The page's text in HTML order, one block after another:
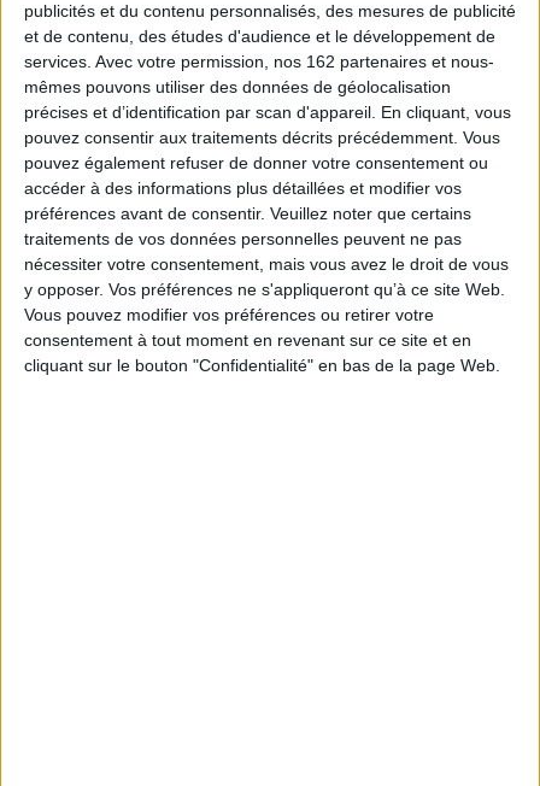
publicités et du contenu personnalisés, des mesures de publicité
et de contenu, des études d'audience et le développement de
services. Avec votre permission, nos 162 partenaires et nous-
mêmes pouvons utiliser des données de géolocalisation
précises et d’identification par scan d'appareil. En cliquant, vous
pouvez consentir aux traitements décrits précédemment. Vous
pouvez également refuser de donner votre consentement ou
accéder à des informations plus détaillées et modifier vos
préférences avant de consentir. Veuillez noter que certains
traitements de vos données personnelles peuvent ne pas
nécessiter votre consentement, mais vous avez le droit de vous
y opposer. Vos préférences ne s'appliqueront qu’à ce site Web.
Vous pouvez modifier vos préférences ou retirer votre
consentement à tout moment en revenant sur ce site et en
cliquant sur le bouton "Confidentialité" en bas de la page Web.
Sciences humaines - Histoire
Arts
Le 08/09/2026
Nous vous donnons rendez-vous à partir du 8 septembre pour une
rentrée littéraire vivante, vibrante, pleine de rencontres et de
découvertes.